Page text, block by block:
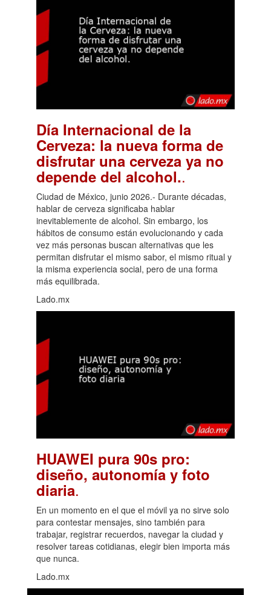
Día Internacional de la
Cerveza: la nueva forma de
disfrutar una cerveza ya no
depende del alcohol..
Ciudad de México, junio 2026.- Durante décadas,
hablar de cerveza significaba hablar
inevitablemente de alcohol. Sin embargo, los
hábitos de consumo están evolucionando y cada
vez más personas buscan alternativas que les
permitan disfrutar el mismo sabor, el mismo ritual y
la misma experiencia social, pero de una forma
más equilibrada.
Lado.mx
HUAWEI pura 90s pro:
diseño, autonomía y foto
diaria.
En un momento en el que el móvil ya no sirve solo
para contestar mensajes, sino también para
trabajar, registrar recuerdos, navegar la ciudad y
resolver tareas cotidianas, elegir bien importa más
que nunca.
Lado.mx